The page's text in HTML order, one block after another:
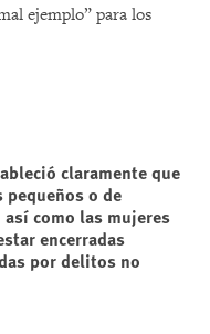
ejemplo” para los
claramente que
o de
como las mujeres
encerradas
por delitos no